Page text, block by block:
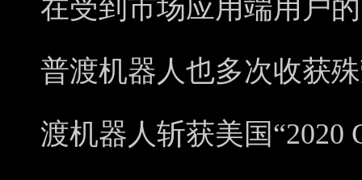
在受到市场应用端用户
普渡机器人也多次收获
渡机器人斩获美国“2020